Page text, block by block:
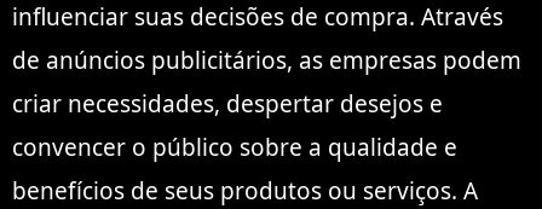
influenciar suas decisões de compra. Através
de anúncios publicitários, as empresas podem
criar necessidades, despertar desejos e
convencer o público sobre a qualidade e
benefícios de seus produtos ou serviços. A